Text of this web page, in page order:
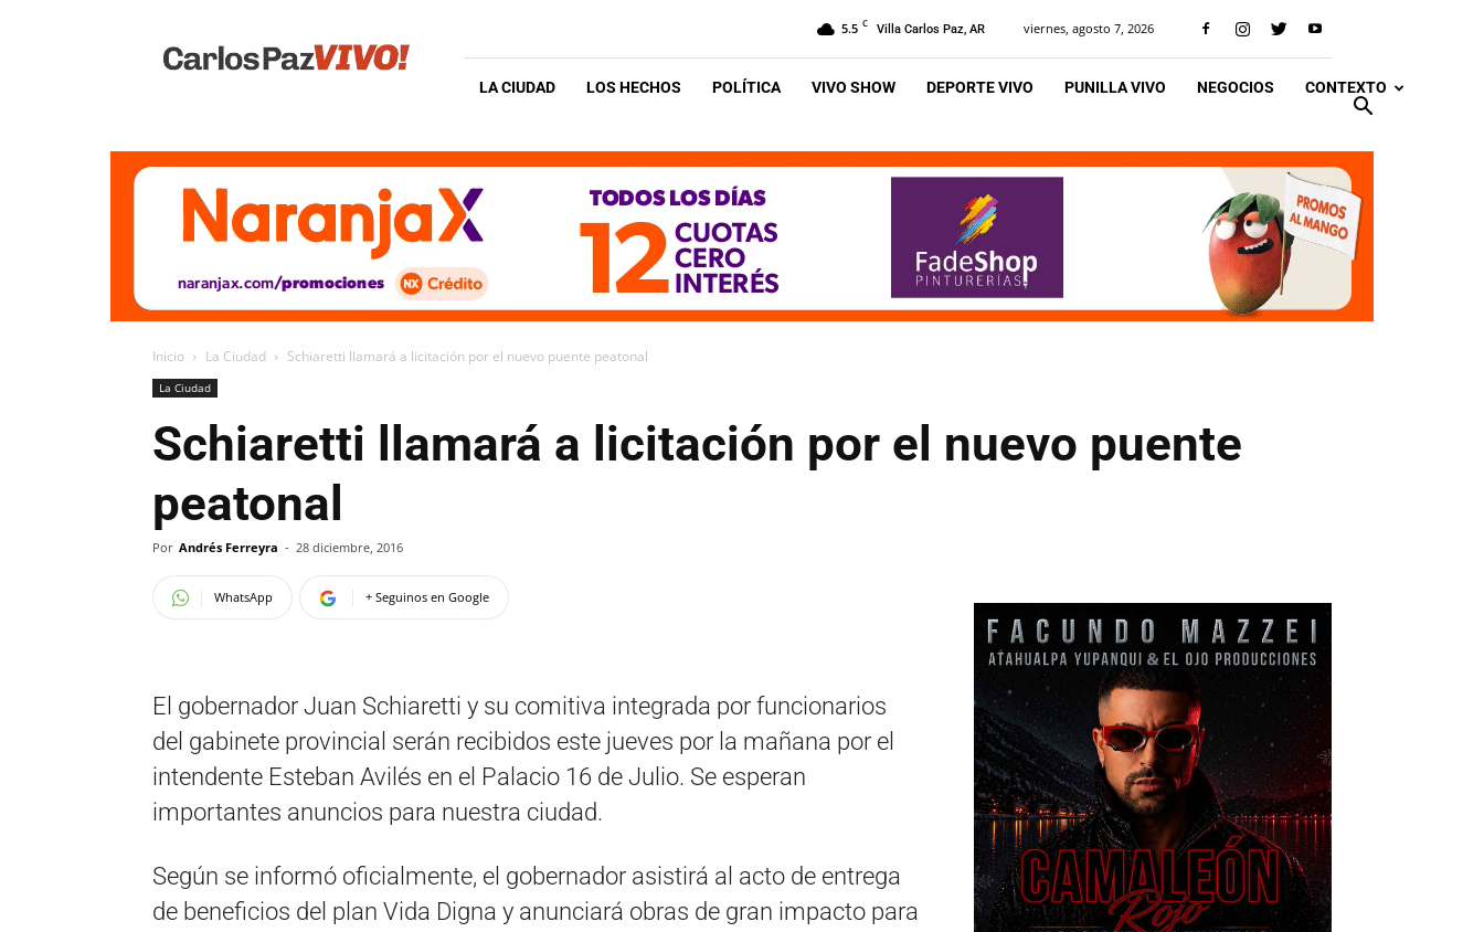
Vivo
5.5 C Villa Carlos Paz, AR viernes, agosto 7, 2026
LA CIUDAD LOS HECHOS POLÍTICA VIVO SHOW DEPORTE VIVO PUNILLA VIVO NEGOCIOS CONTEXTO
Inicio La Ciudad Schiaretti llamará a licitación por el nuevo puente peatonal
La Ciudad
Schiaretti llamará a licitación por el nuevo puente
peatonal
Por Andrés Ferreyra - 28 diciembre, 2016
WhatsApp + Seguinos en Google
El gobernador Juan Schiaretti y su comitiva integrada por funcionarios
del gabinete provincial serán recibidos este jueves por la mañana por el
intendente Esteban Avilés en el Palacio 16 de Julio. Se esperan
importantes anuncios para nuestra ciudad.
Según se informó oficialmente, el gobernador asistirá al acto de entrega
de beneficios del plan Vida Digna y anunciará obras de gran impacto para